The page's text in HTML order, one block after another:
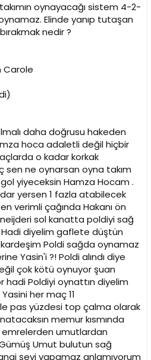
oynayacağı sistem 4-2-
Elinde yanıp tutaşan
nedir ?
Carole
daha doğrusu hakeden
hoca adaletli değil hiçbir
o kadar korkak
sen ne oynarsan oyna takım
yiyeceksin Hamza Hocam .
yersen 1 fazla atabilecek
verimli çağında Hakanı ön
sol kanatta poldiyi sağ
diyelim gaflete düştün
Poldi sağda oynamaz
Yasin'i ?! Poldi alındı diye
çok kötü oynuyor şuan
hadi Poldiyi oynattın diyelim
her maç 11
pas yüzdesi top çalma olarak
memur kısmında
umutlardan
Umut bulutun sağ
şeyi yapamaz anlamıyorum